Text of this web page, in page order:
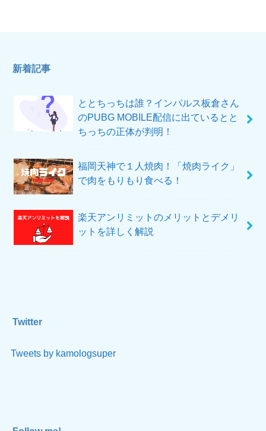
新着記事
ととちっちは誰？インパルス板倉さん
のPUBG MOBILE配信に出ているとと
ちっちの正体が判明！
福岡天神で１人焼肉！「焼肉ライク」
で肉をもりもり食べる！
楽天アンリミットのメリットとデメリ
ットを詳しく解説
Twitter
Tweets by kamologsuper